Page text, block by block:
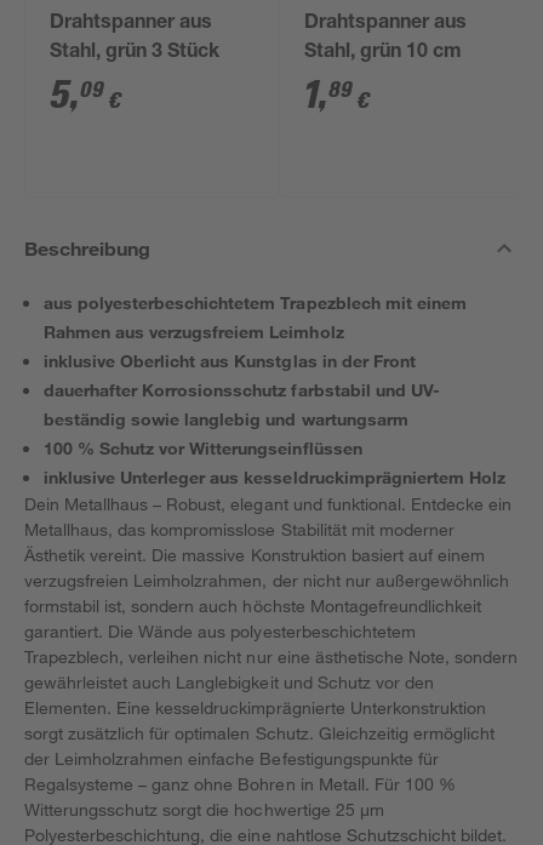
Drahtspanner aus
Stahl, grün 3 Stück
5,09 €
Drahtspanner aus
Stahl, grün 10 cm
1,89 €
Beschreibung
aus polyesterbeschichtetem Trapezblech mit einem
Rahmen aus verzugsfreiem Leimholz
inklusive Oberlicht aus Kunstglas in der Front
dauerhafter Korrosionsschutz farbstabil und UV-
beständig sowie langlebig und wartungsarm
100 % Schutz vor Witterungseinflüssen
inklusive Unterleger aus kesseldruckimprägniertem Holz
Dein Metallhaus – Robust, elegant und funktional. Entdecke ein
Metallhaus, das kompromisslose Stabilität mit moderner
Ästhetik vereint. Die massive Konstruktion basiert auf einem
verzugsfreien Leimholzrahmen, der nicht nur außergewöhnlich
formstabil ist, sondern auch höchste Montagefreundlichkeit
garantiert. Die Wände aus polyesterbeschichtetem
Trapezblech, verleihen nicht nur eine ästhetische Note, sondern
gewährleistet auch Langlebigkeit und Schutz vor den
Elementen. Eine kesseldruckimprägnierte Unterkonstruktion
sorgt zusätzlich für optimalen Schutz. Gleichzeitig ermöglicht
der Leimholzrahmen einfache Befestigungspunkte für
Regalsysteme – ganz ohne Bohren in Metall. Für 100 %
Witterungsschutz sorgt die hochwertige 25 μm
Polyesterbeschichtung, die eine nahtlose Schutzschicht bildet.